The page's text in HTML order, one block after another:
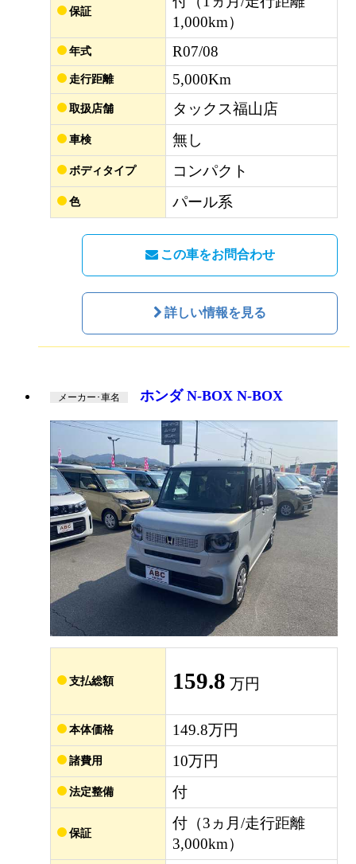
保証
1,000km）
年式 R07/08
走行距離 5,000Km
取扱店舗 タックス福山店
車検 無し
ボディタイプ コンパクト
色 パール系
この車をお問合わせ
詳しい情報を見る
メーカー･車名 ホンダ N-BOX N-BOX
支払総額 159.8 万円
本体価格 149.8万円
諸費用 10万円
法定整備 付
保証
付（3ヵ月/走行距離
3,000km）